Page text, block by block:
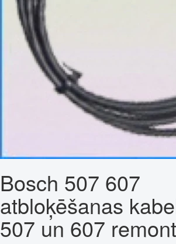
Bosch 507 607
atbloķēšanas
507 un 607